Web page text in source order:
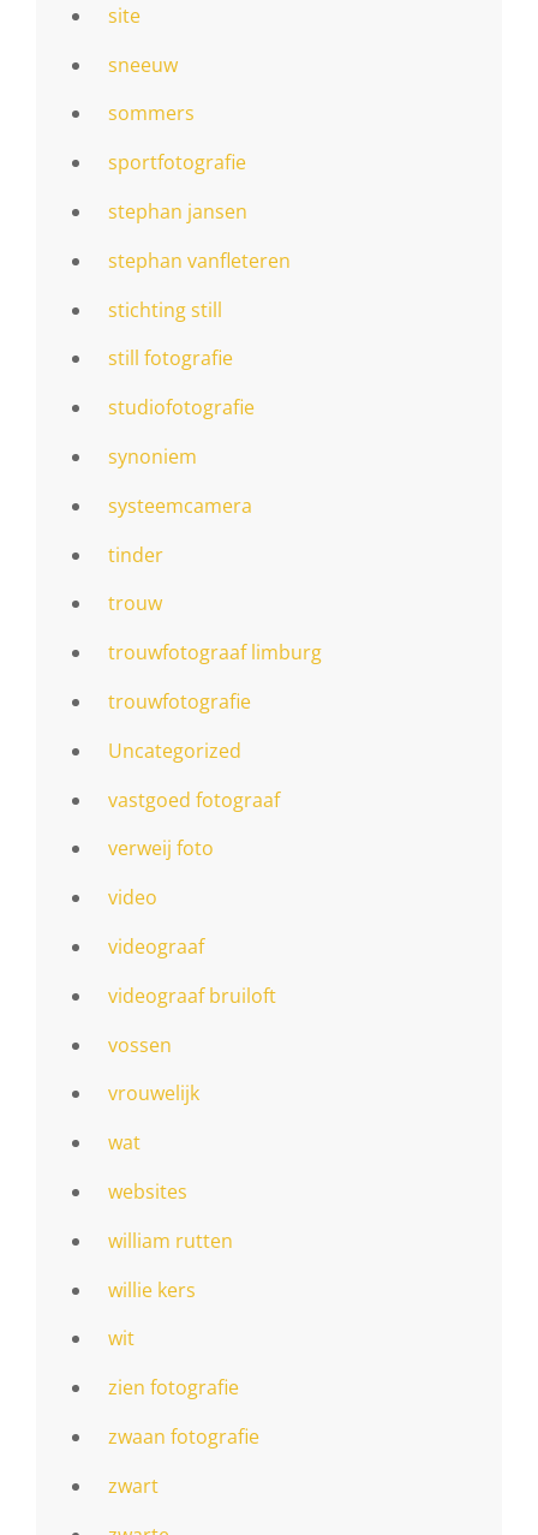
site
sneeuw
sommers
sportfotografie
stephan jansen
stephan vanfleteren
stichting still
still fotografie
studiofotografie
synoniem
systeemcamera
tinder
trouw
trouwfotograaf limburg
trouwfotografie
Uncategorized
vastgoed fotograaf
verweij foto
video
videograaf
videograaf bruiloft
vossen
vrouwelijk
wat
websites
william rutten
willie kers
wit
zien fotografie
zwaan fotografie
zwart